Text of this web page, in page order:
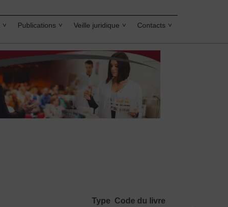
Publications Veille juridique Contacts
Type Code du livre